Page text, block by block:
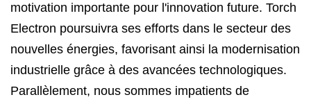
motivation importante pour l'innovation future. Torch
Electron poursuivra ses efforts dans le secteur des
nouvelles énergies, favorisant ainsi la modernisation
industrielle grâce à des avancées technologiques.
Parallèlement, nous sommes impatients de